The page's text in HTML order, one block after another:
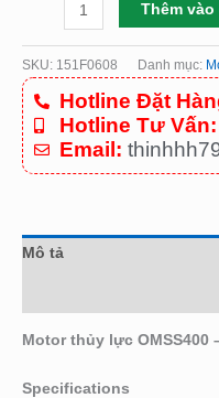
Thêm
SKU: 151F0608 Danh mục:
Hotline Đặt
Hotline Tư Vấn:
Email:
Mô tả
Motor thủy lực OMSS400
Specifications